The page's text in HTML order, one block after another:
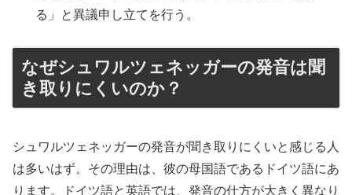
る」と異議申し立てを行う。
なぜシュワルツェネッガーの発音は聞
き取りにくいのか？
シュワルツェネッガーの発音が聞き取りにくいと感じる人
は多いはず。その理由は、彼の母国語であるドイツ語にあ
ります。ドイツ語と英語では、発音の仕方が大きく異なり